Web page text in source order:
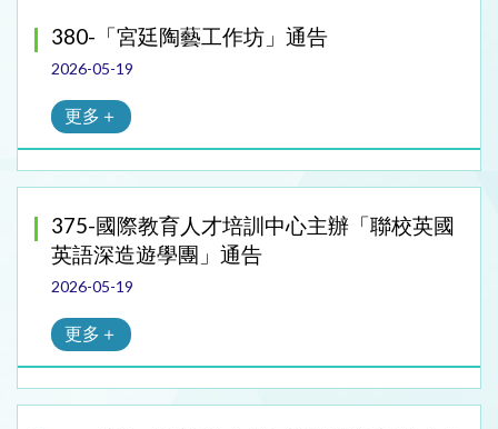
380-「宮廷陶藝工作坊」通告
2026-05-19
更多＋
375-國際教育人才培訓中心主辦「聯校英國
英語深造遊學團」通告
2026-05-19
更多＋